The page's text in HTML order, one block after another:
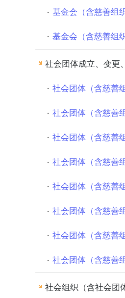
基金会（含慈善组
基金会（含慈善组
社会团体成立、变更
社会团体（含慈善
社会团体（含慈善
社会团体（含慈善
社会团体（含慈善
社会团体（含慈善
社会团体（含慈善
社会团体（含慈善
社会团体（含慈善
社会组织（含社会团